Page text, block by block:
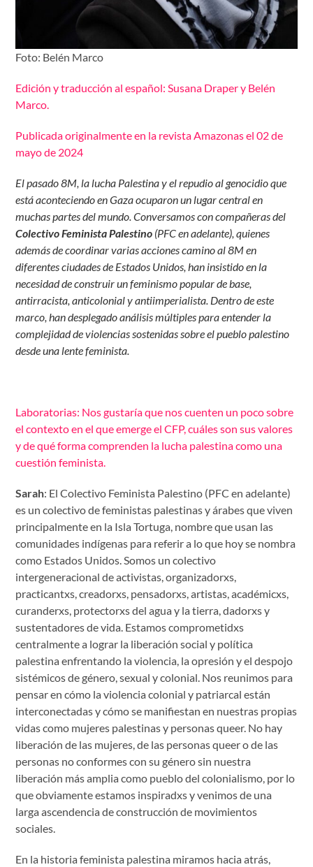
Foto: Belén Marco
Edición y traducción al español: Susana Draper y Belén
Marco.
Publicada originalmente en la revista Amazonas el 02 de
mayo de 2024
El pasado 8M, la lucha Palestina y el repudio al genocidio que
está aconteciendo en Gaza ocuparon un lugar central en
muchas partes del mundo. Conversamos con compañeras del
Colectivo Feminista Palestino (PFC en adelante), quienes
además de coordinar varias acciones camino al 8M en
diferentes ciudades de Estados Unidos, han insistido en la
necesidad de construir un feminismo popular de base,
antirracista, anticolonial y antiimperialista. Dentro de este
marco, han desplegado análisis múltiples para entender la
complejidad de violencias sostenidas sobre el pueblo palestino
desde una lente feminista.
Laboratorias: Nos gustaría que nos cuenten un poco sobre
el contexto en el que emerge el CFP, cuáles son sus valores
y de qué forma comprenden la lucha palestina como una
cuestión feminista.
Sarah: El Colectivo Feminista Palestino (PFC en adelante)
es un colectivo de feministas palestinas y árabes que viven
principalmente en la Isla Tortuga, nombre que usan las
comunidades indígenas para referir a lo que hoy se nombra
como Estados Unidos. Somos un colectivo
intergeneracional de activistas, organizadorxs,
practicantxs, creadorxs, pensadorxs, artistas, académicxs,
curanderxs, protectorxs del agua y la tierra, dadorxs y
sustentadores de vida. Estamos comprometidxs
centralmente a lograr la liberación social y política
palestina enfrentando la violencia, la opresión y el despojo
sistémicos de género, sexual y colonial. Nos reunimos para
pensar en cómo la violencia colonial y patriarcal están
interconectadas y cómo se manifiestan en nuestras propias
vidas como mujeres palestinas y personas queer. No hay
liberación de las mujeres, de las personas queer o de las
personas no conformes con su género sin nuestra
liberación más amplia como pueblo del colonialismo, por lo
que obviamente estamos inspiradxs y venimos de una
larga ascendencia de construcción de movimientos
sociales.
En la historia feminista palestina miramos hacia atrás,